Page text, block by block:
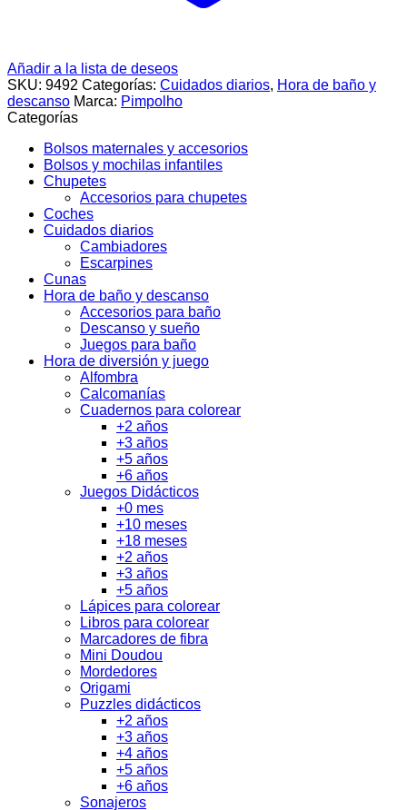
Añadir a la lista de deseos
SKU: 9492 Categorías: Cuidados diarios, Hora de baño y
descanso Marca: Pimpolho
Categorías
Bolsos maternales y accesorios
Bolsos y mochilas infantiles
Chupetes
Accesorios para chupetes
Coches
Cuidados diarios
Cambiadores
Escarpines
Cunas
Hora de baño y descanso
Accesorios para baño
Descanso y sueño
Juegos para baño
Hora de diversión y juego
Alfombra
Calcomanías
Cuadernos para colorear
+2 años
+3 años
+5 años
+6 años
Juegos Didácticos
+0 mes
+10 meses
+18 meses
+2 años
+3 años
+5 años
Lápices para colorear
Libros para colorear
Marcadores de fibra
Mini Doudou
Mordedores
Origami
Puzzles didácticos
+2 años
+3 años
+4 años
+5 años
+6 años
Sonajeros